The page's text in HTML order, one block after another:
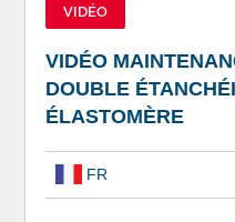
VIDÉO
VIDÉO
DOUBLE
ÉLASTOMÈRE
FR